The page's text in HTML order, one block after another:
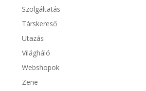
Szolgáltatás
Társkereső
Utazás
Világháló
Webshopok
Zene